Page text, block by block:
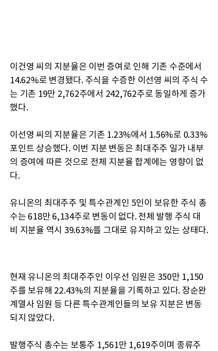
이건영 씨의 지분율은 이번 증여로 인해 기존 수준에서
14.62%로 변경됐다. 주식을 수증한 이선영 씨의 주식 수
는 기존 19만 2,762주에서 242,762주로 동일하게 증가
했다.
이선영 씨의 지분율은 기존 1.23%에서 1.56%로 0.33%
포인트 상승했다. 이번 지분 변동은 최대주주 일가 내부
의 증여에 따른 것으로 전체 지분율 합계에는 영향이 없
다.
유니온의 최대주주 및 특수관계인 5인이 보유한 주식 총
수는 618만 6,134주로 변동이 없다. 전체 발행 주식 대
비 지분율 역시 39.63%를 그대로 유지하고 있는 상태다.
현재 유니온의 최대주주인 이우선 임원은 350만 1,150
주를 보유해 22.43%의 지분율을 기록하고 있다. 장순완
계열사 임원 등 다른 특수관계인들의 보유 지분은 변동
되지 않았다.
발행주식 총수는 보통주 1,561만 1,619주이며 종류주